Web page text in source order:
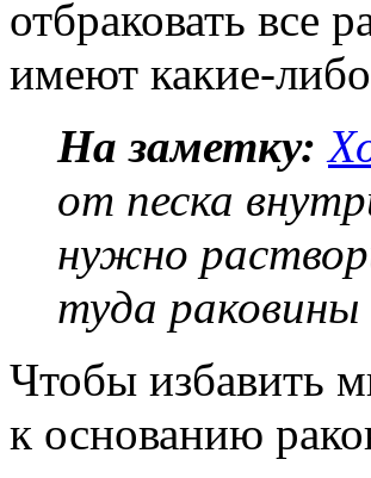
отбраковать все
имеют какие-
На заметку:
от песка
нужно
туда
Чтобы избавить
к основанию